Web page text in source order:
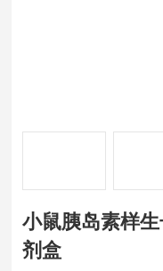
小鼠胰岛素样
剂盒